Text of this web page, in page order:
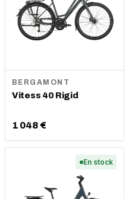
BERGAMONT
Vitess 40 Rigid
1 048 €
En stock